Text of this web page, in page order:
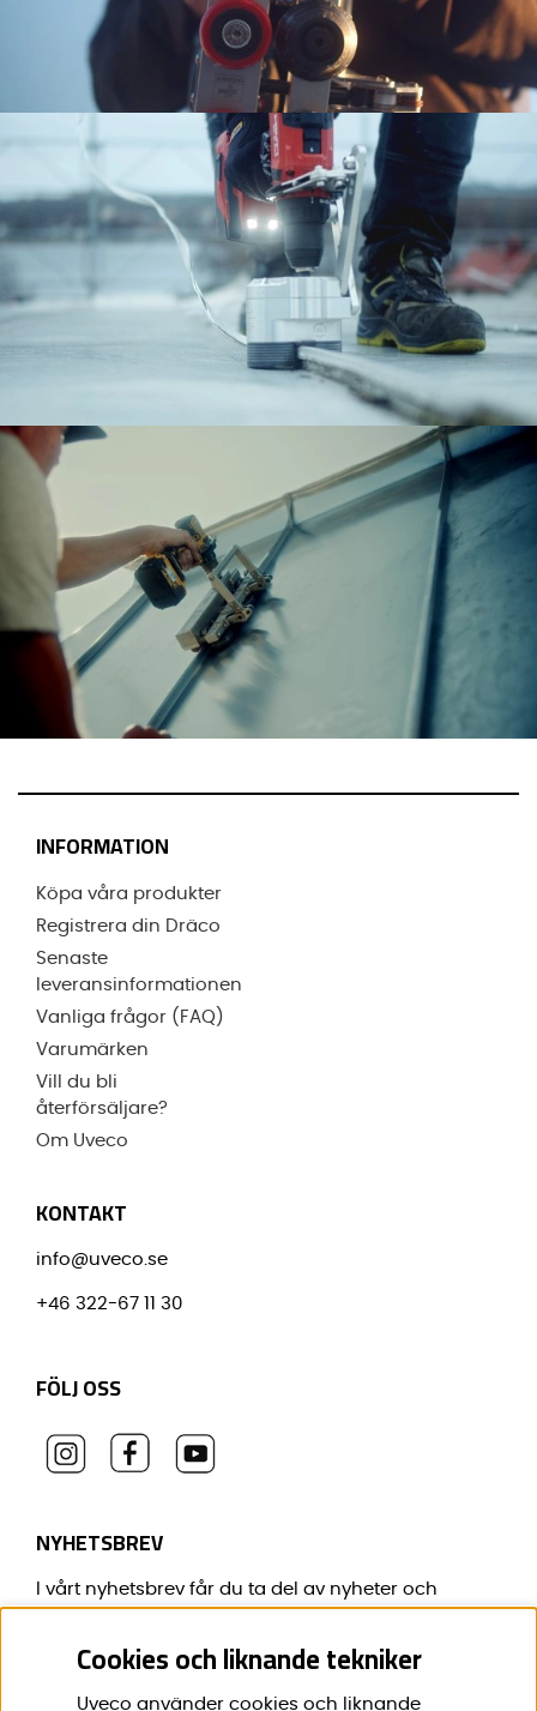
INFORMATION
Köpa våra produkter
Registrera din Dräco
Senaste
leveransinformationen
Vanliga frågor (FAQ)
Varumärken
Vill du bli
återförsäljare?
Om Uveco
KONTAKT
info@uveco.se
+46 322-67 11 30
FÖLJ OSS
NYHETSBREV
I vårt nyhetsbrev får du ta del av nyheter och
Cookies och liknande tekniker
Uveco använder cookies och liknande